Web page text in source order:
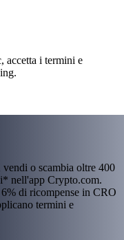
accetta i termini e
o scambia oltre 400
nell'app Crypto.com.
di ricompense in CRO
termini e